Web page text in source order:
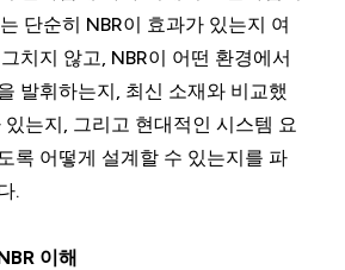
단순히 NBR이 효과가 있는지 여
치지 않고, NBR이 어떤 환경에서
발휘하는지, 최신 소재와 비교했
는지, 그리고 현대적인 시스템 요
록 어떻게 설계할 수 있는지를 파
.
이해